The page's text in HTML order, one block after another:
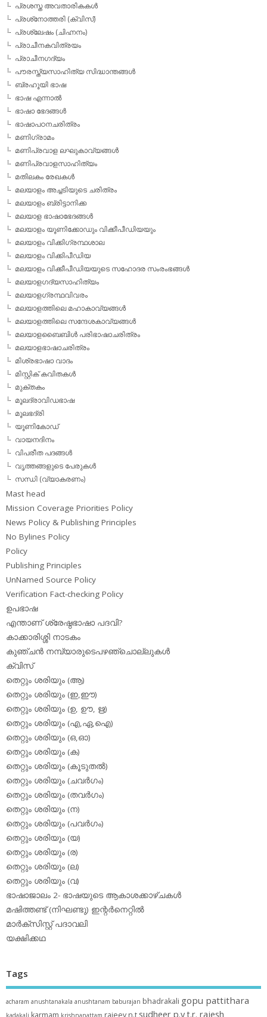
പ്രശസ്ത അവതാരികകള്‍
പ്രശ്‌നോത്തരി (ക്വിസ്)
പ്രശ്ലേഷം (ചിഹ്നനം)
പ്രാചീനകവിത്രയം
പ്രാചീനഗദ്യം
പൗരസ്ത്യസാഹിത്യ സിദ്ധാന്തങ്ങള്‍
ബ്രഹൂയി ഭാഷ
ഭാഷ എന്നാല്‍
ഭാഷാ ഭേദങ്ങള്‍
ഭാഷാപഠനചരിത്രം
മണിഗ്രാമം
മണിപ്രവാള ലഘുകാവ്യങ്ങള്‍
മണിപ്രവാളസാഹിത്യം
മതിലകം രേഖകള്‍
മലയാളം അച്ചടിയുടെ ചരിത്രം
മലയാളം ബ്രിട്ടാനിക്ക
മലയാള ഭാഷാഭേദങ്ങള്‍
മലയാളം യൂണിക്കോഡും വിക്കീപീഡിയയും
മലയാളം വിക്കിഗ്രന്ഥശാല
മലയാളം വിക്കിപീഡിയ
മലയാളം വിക്കീപീഡിയയുടെ സഹോദര സംരംഭങ്ങള്‍
മലയാളഗദ്യസാഹിത്യം
മലയാളഗ്രന്ഥവിവരം
മലയാളത്തിലെ മഹാകാവ്യങ്ങള്‍
മലയാളത്തിലെ സന്ദേശകാവ്യങ്ങള്‍
മലയാളബൈബിള്‍ പരിഭാഷാചരിത്രം
മലയാളഭാഷാചരിത്രം
മിശ്രഭാഷാ വാദം
മിസ്റ്റിക് കവിതകള്‍
മുക്തകം
മൂലദ്രാവിഡഭാഷ
മൂലഭദ്രി
യൂണികോഡ്
വായനദിനം
വിപരീത പദങ്ങള്‍
വൃത്തങ്ങളുടെ പേരുകള്‍
സന്ധി (വ്യാകരണം)
Mast head
Mission Coverage Priorities Policy
News Policy & Publishing Principles
No Bylines Policy
Policy
Publishing Principles
UnNamed Source Policy
Verification Fact-checking Policy
ഉപഭാഷ
എന്താണ് ശ്രേഷ്ഠഭാഷാ പദവി?
കാക്കാരിശ്ശി നാടകം
കുഞ്ചന്‍ നമ്പ്യാരുടെപഴഞ്ചൊല്ലുകള്‍
ക്വിസ്
തെറ്റും ശരിയും (ആ)
തെറ്റും ശരിയും (ഇ,ഈ)
തെറ്റും ശരിയും (ഉ, ഊ, ഋ)
തെറ്റും ശരിയും (എ,ഏ,ഐ)
തെറ്റും ശരിയും (ഒ,ഓ)
തെറ്റും ശരിയും (ക)
തെറ്റും ശരിയും (കൂടുതല്‍)
തെറ്റും ശരിയും (ചവര്‍ഗം)
തെറ്റും ശരിയും (തവര്‍ഗം)
തെറ്റും ശരിയും (ന)
തെറ്റും ശരിയും (പവര്‍ഗം)
തെറ്റും ശരിയും (യ)
തെറ്റും ശരിയും (ര)
തെറ്റും ശരിയും (ല)
തെറ്റും ശരിയും (വ)
ഭാഷാജാലം 2- ഭാഷയുടെ ആകാശക്കാഴ്ചകള്‍
മഷിത്തണ്ട് (നിഘണ്ടു) ഇന്റര്‍നെറ്റില്‍
മാര്‍ക്‌സിസ്റ്റ് പദാവലി
യക്ഷിക്കഥ
Tags
acharam anushtanakala anushtanam baburajan bhadrakali gopu pattithara
kadakali karmam krishnanattam rajeev n.t sudheer p.yt.r. rajesh